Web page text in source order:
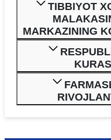
TIBBIYOT
MARKAZINING